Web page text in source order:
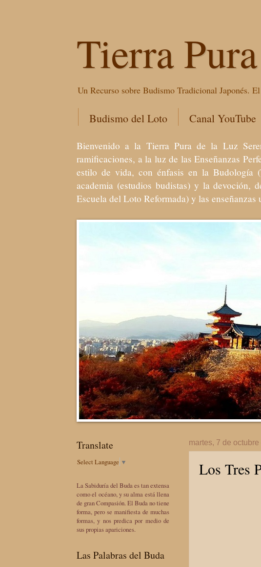
Tierra
Un Recurso sobre Budismo Tradicional Japonés.
Budismo del Loto Canal YouTube
Bienvenido a la Tierra Pura de la Luz
ramificaciones, a la luz de las Enseñanzas
estilo de vida, con énfasis en la Budología
academia (estudios budistas) y la devoción,
Escuela del Loto Reformada) y las
martes, 7 de
Los Tres
Translate
Select Language ▼
La Sabiduría del Buda es tan extensa
como el océano, y su alma está llena
de gran Compasión. El Buda no tiene
forma, pero se manifiesta de muchas
formas, y nos predica por medio de
sus propias apariciones.
Las Palabras del Buda